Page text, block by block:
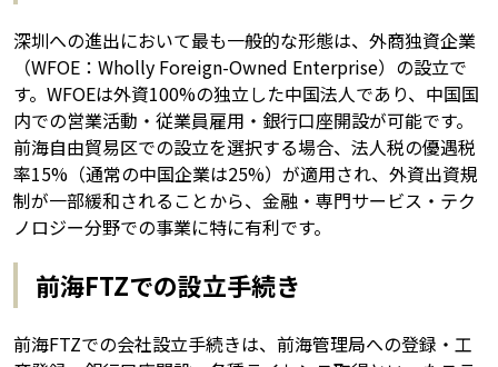
深圳への進出において最も一般的な形態は、外商独資企業
（WFOE：Wholly Foreign-Owned Enterprise）の設立で
す。WFOEは外資100%の独立した中国法人であり、中国国
内での営業活動・従業員雇用・銀行口座開設が可能です。
前海自由貿易区での設立を選択する場合、法人税の優遇税
率15%（通常の中国企業は25%）が適用され、外資出資規
制が一部緩和されることから、金融・専門サービス・テク
ノロジー分野での事業に特に有利です。
前海FTZでの設立手続き
前海FTZでの会社設立手続きは、前海管理局への登録・工